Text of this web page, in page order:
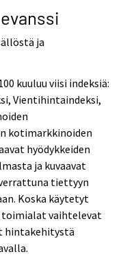
ja
kuuluu viisi indeksiä:
Vientihintaindeksi,
kotimarkkinoiden
hyödykkeiden
ja kuvaavat
tiettyyn
Koska käytetyt
vaihtelevat
hintakehitystä